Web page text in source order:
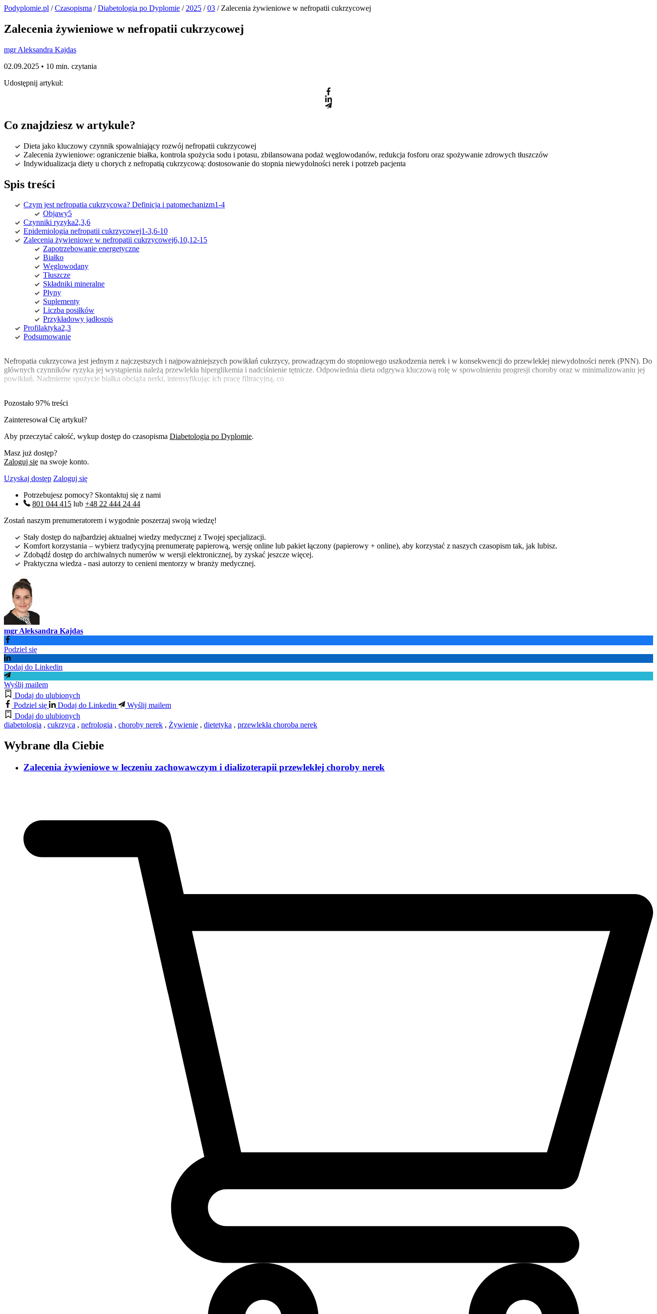
Podyplomie.pl /Czasopisma /Diabetologia po Dyplomie / 2025 /03 / Zalecenia żywieniowe w nefropatii cukrzycowej
Zalecenia żywieniowe w nefropatii cukrzycowej
mgr Aleksandra Kajdas
02.09.2025 • 10 min. czytania
Udostępnij artykuł:
Co znajdziesz w artykule?
Dieta jako kluczowy czynnik spowalniający rozwój nefropatii cukrzycowej
Zalecenia żywieniowe: ograniczenie białka, kontrola spożycia sodu i potasu, zbilansowana podaż węglowodanów, redukcja fosforu oraz spożywanie zdrowych tłuszczów
Indywidualizacja diety u chorych z nefropatią cukrzycową: dostosowanie do stopnia niewydolności nerek i potrzeb pacjenta
Spis treści
Czym jest nefropatia cukrzycowa? Definicja i patomechanizm1-4
Objawy5
Czynniki ryzyka2,3,6
Epidemiologia nefropatii cukrzycowej1-3,6-10
Zalecenia żywieniowe w nefropatii cukrzycowej6,10,12-15
Zapotrzebowanie energetyczne
Białko
Węglowodany
Tłuszcze
Składniki mineralne
Płyny
Suplementy
Liczba posiłków
Przykładowy jadłospis
Profilaktyka2,3
Podsumowanie
Nefropatia cukrzycowa jest jednym z najczęstszych i najpoważniejszych powikłań cukrzycy, prowadzącym do stopniowego uszkodzenia nerek i w konsekwencji do przewlekłej niewydolności nerek (PNN). Do
głównych czynników ryzyka jej wystąpienia należą przewlekła hiperglikemia i nadciśnienie tętnicze. Odpowiednia dieta odgrywa kluczową rolę w spowolnieniu progresji choroby oraz w minimalizowaniu jej
powikłań. Nadmierne spożycie białka obciąża nerki, intensyfikując ich pracę filtracyjną, co
Pozostało 97% treści
Zainteresował Cię artykuł?
Aby przeczytać całość, wykup dostęp do czasopisma Diabetologia po Dyplomie.
Masz już dostęp?
Zaloguj się na swoje konto.
Uzyskaj dostęp Zaloguj się
Potrzebujesz pomocy? Skontaktuj się z nami
801 044 415 lub +48 22 444 24 44
Zostań naszym prenumeratorem i wygodnie poszerzaj swoją wiedzę!
Stały dostęp do najbardziej aktualnej wiedzy medycznej z Twojej specjalizacji.
Komfort korzystania – wybierz tradycyjną prenumeratę papierową, wersję online lub pakiet łączony (papierowy + online), aby korzystać z naszych czasopism tak, jak lubisz.
Zdobądź dostęp do archiwalnych numerów w wersji elektronicznej, by zyskać jeszcze więcej.
Praktyczna wiedza - nasi autorzy to cenieni mentorzy w branży medycznej.
mgr Aleksandra Kajdas
Podziel się
Dodaj do Linkedin
Wyślij mailem
Dodaj do ulubionych
Podziel się
Dodaj do Linkedin
Wyślij mailem
Dodaj do ulubionych
diabetologia , cukrzyca , nefrologia , choroby nerek , Żywienie , dietetyka , przewlekła choroba nerek
Wybrane dla Ciebie
Zalecenia żywieniowe w leczeniu zachowawczym i dializoterapii przewlekłej choroby nerek